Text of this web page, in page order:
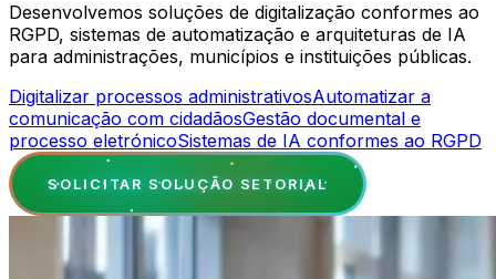
Desenvolvemos soluções de digitalização conformes ao
RGPD, sistemas de automatização e arquiteturas de IA
para administrações, municípios e instituições públicas.
Digitalizar processos administrativosAutomatizar a
comunicação com cidadãosGestão documental e
processo eletrónicoSistemas de IA conformes ao RGPD
SOLICITAR SOLUÇÃO SETORIAL